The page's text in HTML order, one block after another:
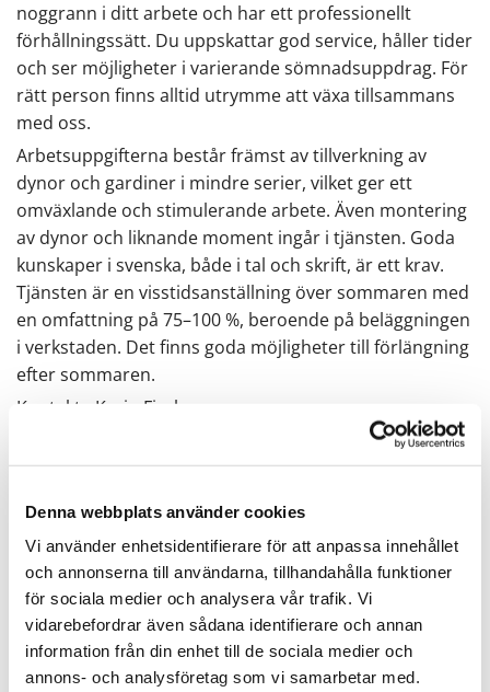
Denna webbplats använder cookies
Vi använder enhetsidentifierare för att anpassa innehållet
och annonserna till användarna, tillhandahålla funktioner
för sociala medier och analysera vår trafik. Vi
vidarebefordrar även sådana identifierare och annan
information från din enhet till de sociala medier och
annons- och analysföretag som vi samarbetar med.
noggrann i ditt arbete och har ett professionellt
förhållningssätt. Du uppskattar god service, håller tider
och ser möjligheter i varierande sömnadsuppdrag. För
rätt person finns alltid utrymme att växa tillsammans
med oss.
Arbetsuppgifterna består främst av tillverkning av
dynor och gardiner i mindre serier, vilket ger ett
omväxlande och stimulerande arbete. Även montering
av dynor och liknande moment ingår i tjänsten. Goda
kunskaper i svenska, både i tal och skrift, är ett krav.
Tjänsten är en visstidsanställning över sommaren med
en omfattning på 75–100 %, beroende på beläggningen
i verkstaden. Det finns goda möjligheter till förlängning
efter sommaren.
Kontakta Karin Fischer
031-152816
Namn*
Var bor du?*